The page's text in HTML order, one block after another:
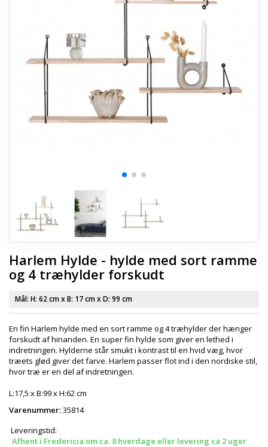
ENTREMØBLER
HAVEMØBLER
Harlem Hylde - hylde med sort ramme
og 4 træhylder forskudt
Mål: H: 62 cmx B: 17 cmx D: 99 cm
En fin Harlem hylde med en sort ramme og 4 træhylder der hænger
forskudt af hinanden. En super fin hylde som giver en lethed i
indretningen. Hylderne står smukt i kontrast til en hvid væg, hvor
træets glød giver det farve. Harlem passer flot ind i den nordiske stil,
hvor træ er en del af indretningen.
L:17,5 x B:99 x H:62 cm
Varenummer:35814
Leveringstid:
Afhent i Fredericia om ca. 8 hverdage eller levering ca 2 uger